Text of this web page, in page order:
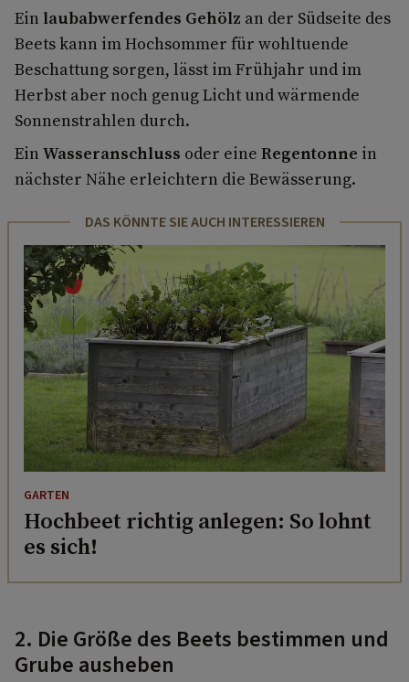
Ein laubabwerfendes Gehölz an der Südseite des
Beets kann im Hochsommer für wohltuende
Beschattung sorgen, lässt im Frühjahr und im
Herbst aber noch genug Licht und wärmende
Sonnenstrahlen durch.
Ein Wasseranschluss oder eine Regentonne in
nächster Nähe erleichtern die Bewässerung.
DAS KÖNNTE SIE AUCH INTERESSIEREN
GARTEN
Hochbeet richtig anlegen: So lohnt
es sich!
2. Die Größe des Beets bestimmen und
Grube ausheben